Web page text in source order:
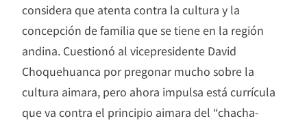
considera que atenta contra la cultura y la
concepción de familia que se tiene en la región
andina. Cuestionó al vicepresidente David
Choquehuanca por pregonar mucho sobre la
cultura aimara, pero ahora impulsa está currícula
que va contra el principio aimara del “chacha-